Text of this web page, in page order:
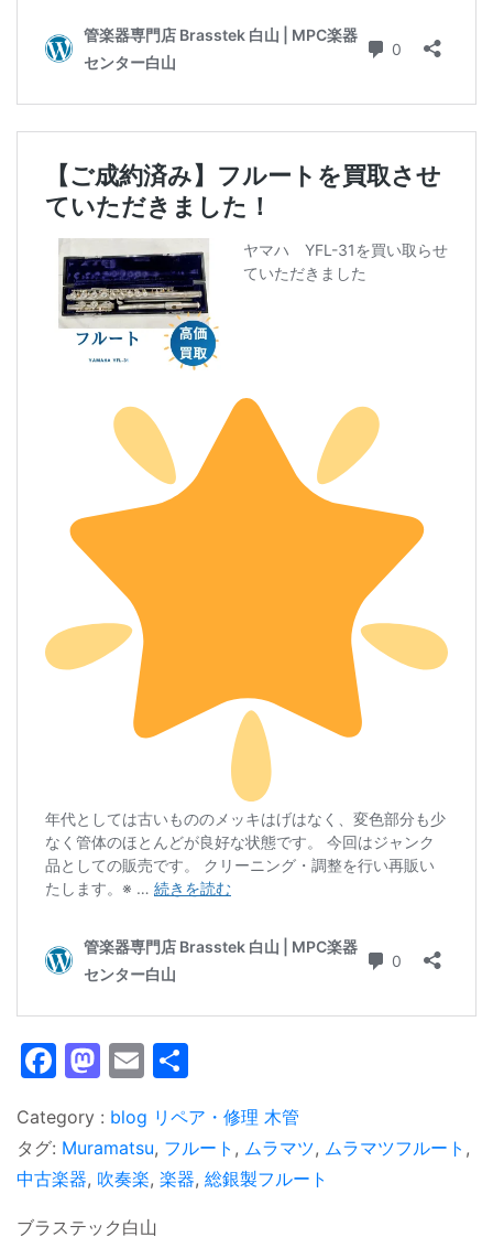
Facebook
Mastodon
Email
blog リペア・修理 木管
タグ: Muramatsu, フルート , ムラマツ, ムラマツフルート ,
中古楽器, 吹奏楽, 楽器, 総銀製フルート
ブラステック白山